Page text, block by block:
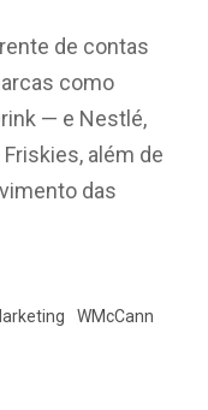
de contas
como
— e Nestlé,
além de
das
WMcCann